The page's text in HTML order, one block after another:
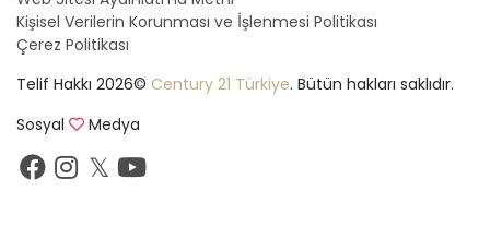
Kişisel Verilerin Korunması ve İşlenmesi Politikası
Çerez Politikası
Telif Hakkı 2026© Century 21 Türkiye. Bütün hakları saklıdır.
Sosyal
Medya